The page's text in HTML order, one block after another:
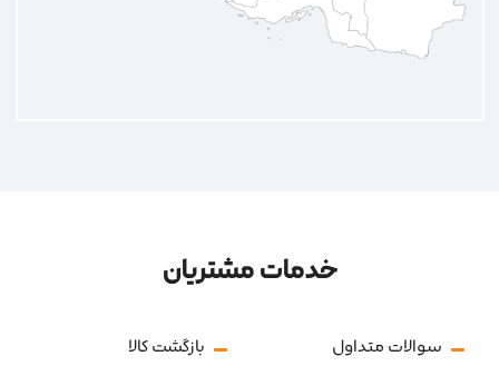
خدمات مشتریان
سوالات متداول بازگشت کالا